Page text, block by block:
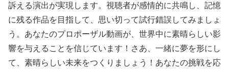
訴える演出が実現します。視聴者が感情的に共鳴し、記憶
に残る作品を目指して、思い切って試行錯誤してみましょ
う。あなたのプロポーザル動画が、世界中に素晴らしい影
響を与えることを信じています！さあ、一緒に夢を形にし
て、素晴らしい未来をつくりましょう！あなたの挑戦を応